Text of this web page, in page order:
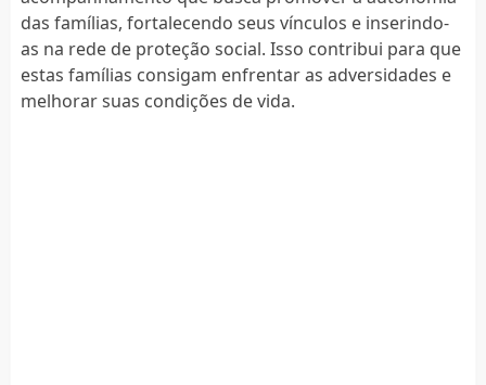
das famílias, fortalecendo seus vínculos e inserindo-
as na rede de proteção social. Isso contribui para que
estas famílias consigam enfrentar as adversidades e
melhorar suas condições de vida.